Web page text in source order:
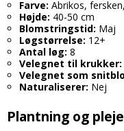
Farve: Abrikos,
Højde: 40-50 cm
Blomstringstid: Maj
Løgstørrelse: 12+
Antal løg: 8
Velegnet til krukker:
Velegnet som
Naturaliserer: Nej
Plantning og pleje